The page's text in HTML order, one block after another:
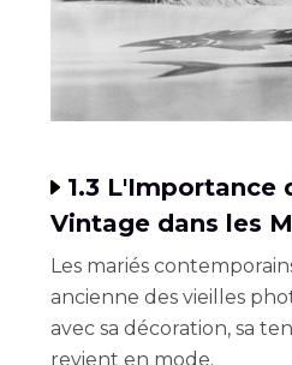
1.3 L'Importance
Vintage dans les
Les mariés
ancienne des vieilles
avec sa décoration, sa
revient en mode.